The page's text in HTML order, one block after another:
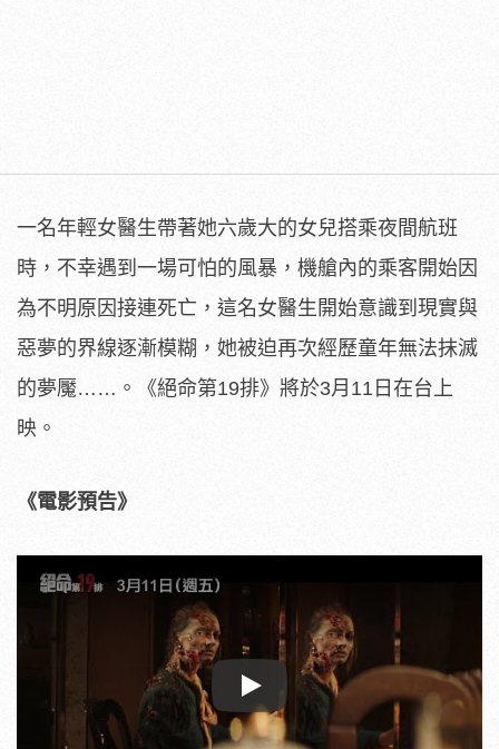
一名年輕女醫生帶著她六歲大的女兒搭乘夜間航班
時， 不幸遇到一場可怕的風暴， 機艙內的乘客開始因
為不明原因接連死亡， 這名女醫生開始意識到現實與
惡夢的界線逐漸模糊， 她被迫再次經歷童年無法抹滅
的夢魘……。《絕命第19排》將於3月11日在台上
映。
《電影預告》
Play